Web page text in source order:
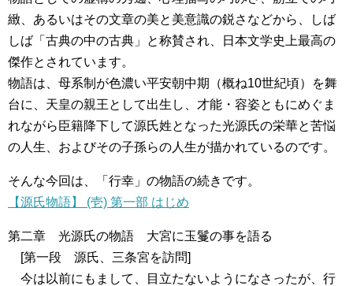
緻、あるいはその文章の美と美意識の鋭さなどから、しば
しば「古典の中の古典」と称賛され、日本文学史上最高の
傑作とされています。
物語は、母系制が色濃い平安朝中期（概ね10世紀頃）を舞
台に、天皇の親王として出生し、才能・容姿ともにめぐま
れながら臣籍降下して源氏姓となった光源氏の栄華と苦悩
の人生、およびその子孫らの人生が描かれているのです。
そんな今回は、「行幸」の物語の続きです。
【源氏物語】 (壱) 第一部 はじめ
第二章 光源氏の物語 大宮に玉鬘の事を語る
[第一段 源氏、三条宮を訪問]
今は以前にもまして、目立たないようになさったが、行